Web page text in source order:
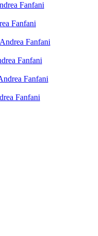
Fanfani
Fanfani
Fanfani